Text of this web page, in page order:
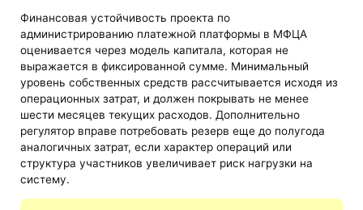
Финансовая устойчивость проекта по
администрированию платежной платформы в МФЦА
оценивается через модель капитала, которая не
выражается в фиксированной сумме. Минимальный
уровень собственных средств рассчитывается исходя из
операционных затрат, и должен покрывать не менее
шести месяцев текущих расходов. Дополнительно
регулятор вправе потребовать резерв еще до полугода
аналогичных затрат, если характер операций или
структура участников увеличивает риск нагрузки на
систему.